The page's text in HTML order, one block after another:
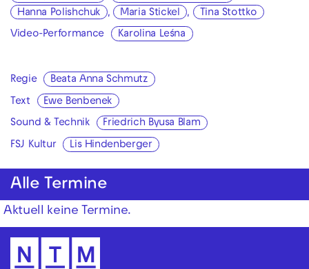
Hanna Polishchuk
, Maria Stickel , Tina Stottko
Video-Performance Karolina Leśna
Regie Beata Anna Schmutz
Text Ewe Benbenek
Sound & Technik Friedrich Byusa Blam
FSJ Kultur Lis Hindenberger
Alle Termine
Aktuell keine Termine.